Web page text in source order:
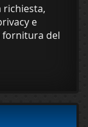
richiesta,
e
fornitura del